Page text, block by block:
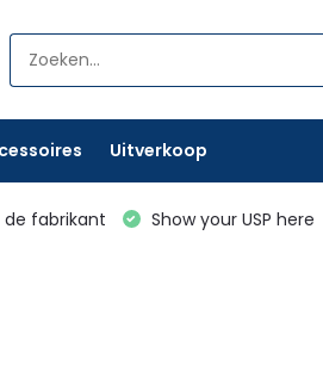
Uitverkoop
fabrikant Show your USP here